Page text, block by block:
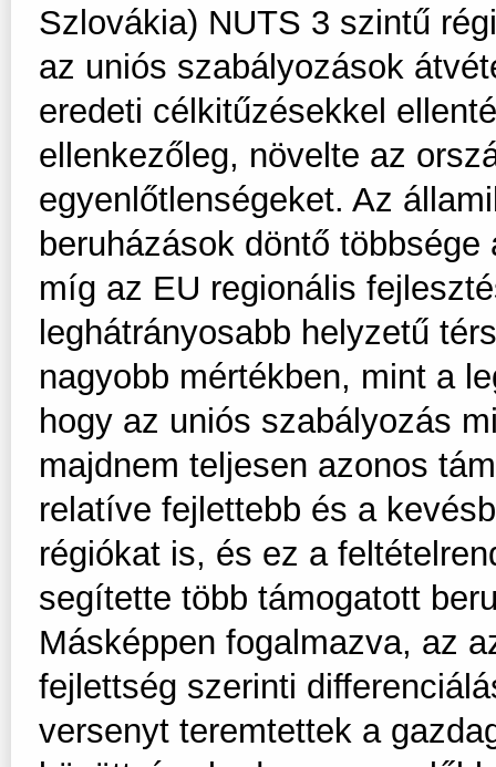
Szlovákia) NUTS 3 szintű
az uniós szabályozások
eredeti célkitűzésekkel
ellenkezőleg, növelte az
egyenlőtlenségeket. Az
beruházások döntő
míg az EU regionális
leghátrányosabb helyzetű
nagyobb mértékben, mint a
hogy az uniós szabályozás
majdnem teljesen azonos
relatíve fejlettebb és a
régiókat is, és ez a
segítette több támogatott
Másképpen fogalmazva, az
fejlettség szerinti
versenyt teremtettek a